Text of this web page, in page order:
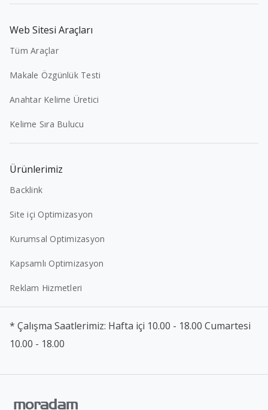
Web Sitesi Araçları
Tüm Araçlar
Makale Özgünlük Testi
Anahtar Kelime Üretici
Kelime Sıra Bulucu
Ürünlerimiz
Backlink
Site içi Optimizasyon
Kurumsal Optimizasyon
Kapsamlı Optimizasyon
Reklam Hizmetleri
* Çalışma Saatlerimiz: Hafta içi 10.00 - 18.00 Cumartesi
10.00 - 18.00